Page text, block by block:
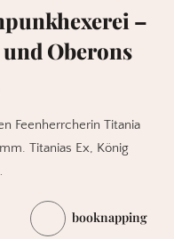
–
Oberons
Feenherrcherin Titania
Titanias Ex, König
booknapping